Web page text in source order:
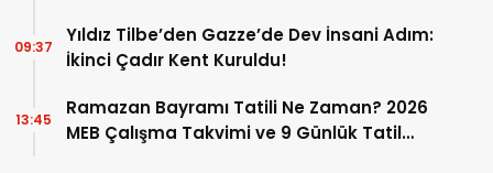
Yıldız Tilbe’den Gazze’de Dev İnsani Adım:
İkinci Çadır Kent Kuruldu!
09:37
Ramazan Bayramı Tatili Ne Zaman? 2026
MEB Çalışma Takvimi ve 9 Günlük Tatil
13:45